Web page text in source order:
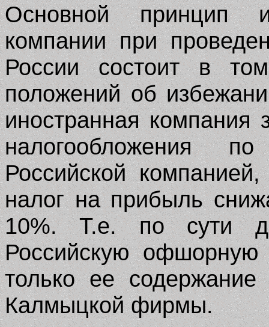
Основной принцип
компании при
России состоит в
положений об
иностранная компания
налогообложения
Российской
налог на прибыль
10%. Т.е. по сути
Российскую офшорную
только ее содержание
Калмыцкой фирмы.